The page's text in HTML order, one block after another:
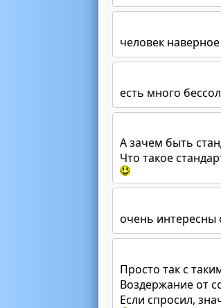
человек
есть много
А зачем быть
Что такое
очень интересны
Просто так с
Воздержание от
Если спросил,